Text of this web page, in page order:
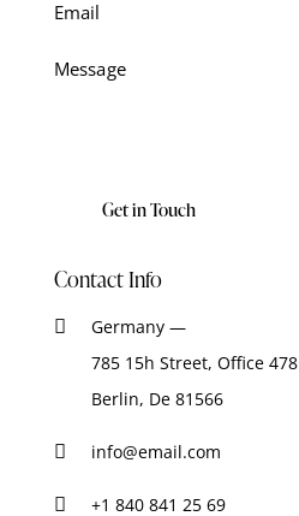
Contact Info
Germany —
785 15h Street, Office 478
Berlin, De 81566
info@email.com
+1 840 841 25 69